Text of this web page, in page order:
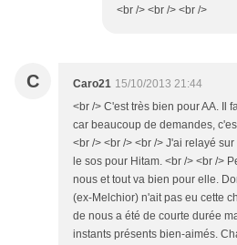
<br /> <br /> <br />
C Caro21 15/10/2013 21:44
<br /> C'est très bien pour AA. Il
car beaucoup de demandes,
<br /> <br /> <br /> J'ai relayé
le sos pour Hitam. <br /> <br />
nous et tout va bien pour elle.
(ex-Melchior) n'ait pas eu cette
de nous a été de courte durée
instants présents bien-aimés.